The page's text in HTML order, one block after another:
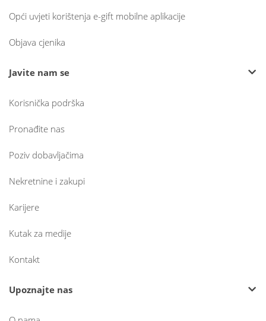
Opći uvjeti korištenja e-gift mobilne aplikacije
Objava cjenika
Javite nam se
Korisnička podrška
Pronađite nas
Poziv dobavljačima
Nekretnine i zakupi
Karijere
Kutak za medije
Kontakt
Upoznajte nas